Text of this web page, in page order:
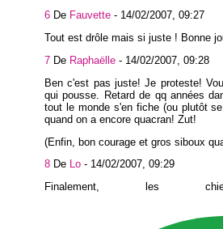
6 De Fauvette - 14/02/2007, 09:27
Tout est drôle mais si juste ! Bonne
7 De Raphaëlle - 14/02/2007, 09:28
Ben c'est pas juste! Je proteste!
qui pousse. Retard de qq années
tout le monde s'en fiche (ou plutôt
quand on a encore quacran! Zut!
(Enfin, bon courage et gros siboux
8 De Lo - 14/02/2007, 09:29
Finalement, les